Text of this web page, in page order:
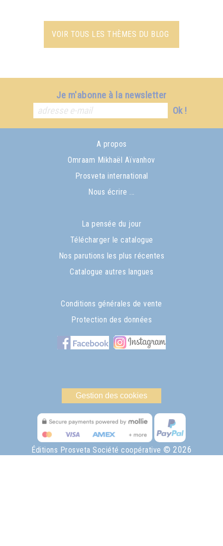
VOIR TOUS LES THÈMES DU BLOG
Je m'abonne à la newsletter
Ok !
A propos
Omraam Mikhaël Aïvanhov
Prosveta international
Nous écrire ...
La pensée du jour
Télécharger le catalogue
Nos parutions les plus récentes
Catalogue autres langues
Conditions générales de vente
Protection des données
Gestion des cookies
Éditions Prosveta Société coopérative © 2026